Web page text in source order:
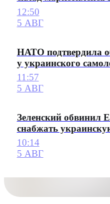
12:50
5 АВГ
НАТО подтвердила
у украинского
11:57
5 АВГ
Зеленский обвинил
снабжать
10:14
5 АВГ